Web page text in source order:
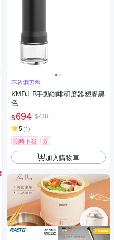
不銹鋼刀盤
KMDJ-B手動咖啡研磨器塑膠黑
色
$694 $738
5 (1)
限時下殺 券
加入購物車